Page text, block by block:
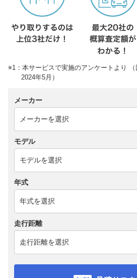
※1：本サービスで実施のアンケートより
2024年5月）
メーカー
モデル
年式
走行距離